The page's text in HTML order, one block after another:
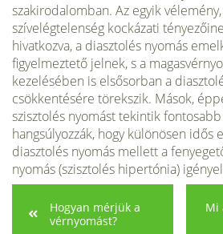
szakirodalomban. Az egyik vélemény,
szívelégtelenség kockázati
hivatkozva, a diasztolés nyomás
figyelmeztető jelnek, s a
kezelésében is elsősorban a
csökkentésére törekszik. Mások,
szisztolés nyomást tekintik
hangsúlyozzák, hogy különösen
diasztolés nyomás mellett a
nyomás (szisztolés hipertónia)
Hogyan mérjük a
vérnyomást?
Mi